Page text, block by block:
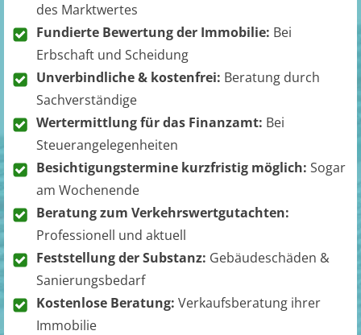
des Marktwertes
Fundierte Bewertung der Immobilie: Bei
Erbschaft und Scheidung
Unverbindliche & kostenfrei: Beratung durch
Sachverständige
Wertermittlung für das Finanzamt: Bei
Steuerangelegenheiten
Besichtigungstermine kurzfristig möglich: Sogar
am Wochenende
Beratung zum Verkehrswertgutachten:
Professionell und aktuell
Feststellung der Substanz: Gebäudeschäden &
Sanierungsbedarf
Kostenlose Beratung: Verkaufsberatung ihrer
Immobilie